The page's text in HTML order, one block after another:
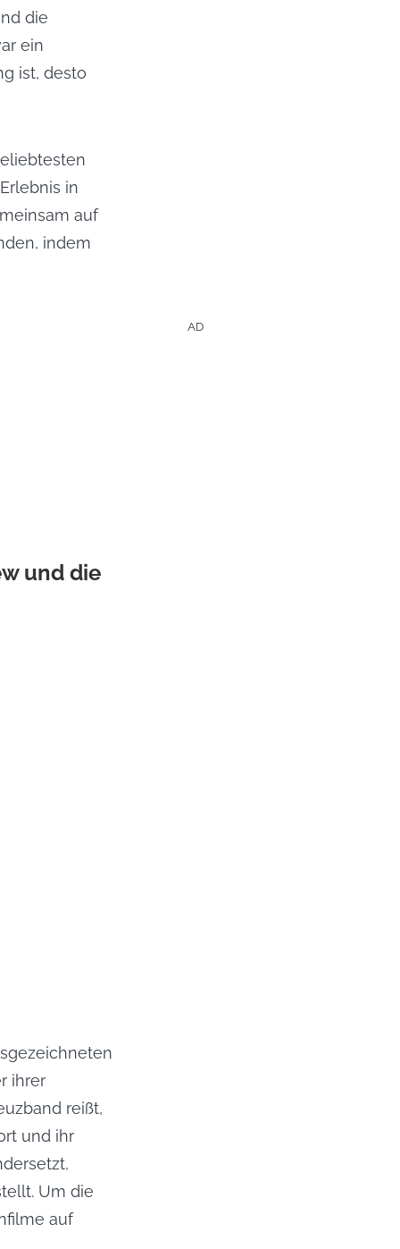
die
ein
ist, desto
in
auf
indem
AD
und die
ihrer
reißt,
und ihr
Um die
auf